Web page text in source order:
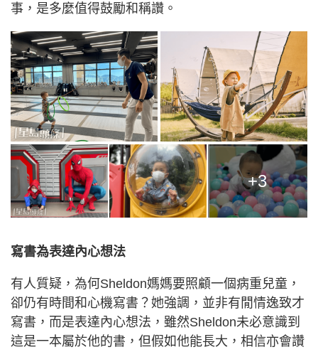
事，是多麼值得鼓勵和稱讚。
+3
寫書為表達內心想法
有人質疑，為何Sheldon媽媽要照顧一個病重兒童，
卻仍有時間和心機寫書？她強調，並非有閒情逸致才
寫書，而是表達內心想法，雖然Sheldon未必意識到
這是一本屬於他的書，但假如他能長大，相信亦會讚